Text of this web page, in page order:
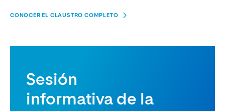
CONOCER EL CLAUSTRO COMPLETO
Sesión
informativa de la